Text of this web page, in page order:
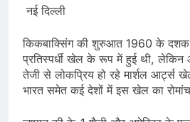
नई दिल्ली
किकबाक्सिंग की शुरुआत 1960 के दशक
प्रतिस्पर्धी खेल के रूप में हुई थी,
तेजी से लोकप्रिय हो रहे मार्शल आर्ट्स
भारत समेत कई देशों में इस खेल का रोमांच